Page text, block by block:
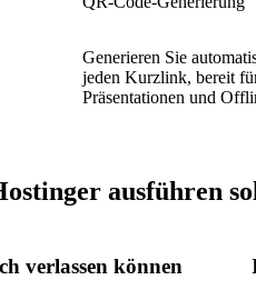
Generieren Sie
jeden Kurzlink, bereit
Präsentationen und
ausführen
verlassen können